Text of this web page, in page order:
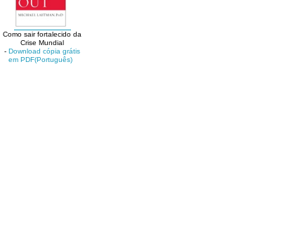
Como sair fortalecido da
Crise Mundial
-Download cópia grátis
em PDF(Português)